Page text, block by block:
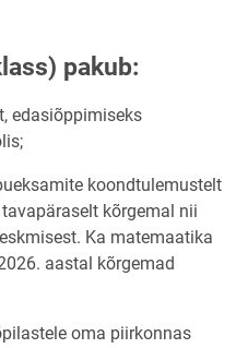
pakub:
edasiõppimiseks
koondtulemustelt
kõrgemal nii
Ka matemaatika
aastal kõrgemad
oma piirkonnas